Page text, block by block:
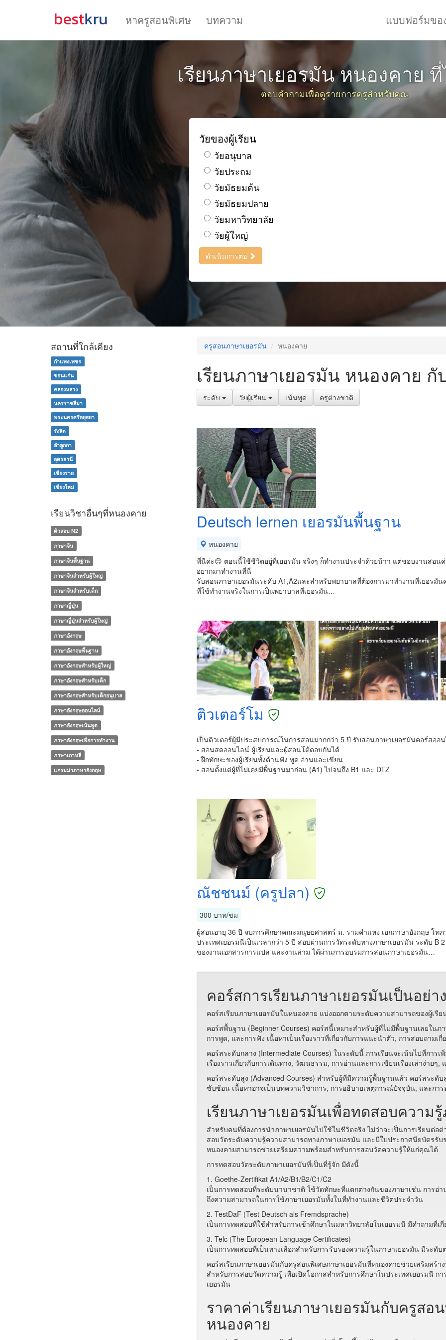
หาครูสอนพิเศษ บทความ แบบฟอร์มข
เรียนภาษาเยอรมัน หนองคาย
ตอบคำถามเพื่อดูรายการครูสำหรับคุณ
วัยของผู้เรียน
วัยอนุบาล
วัยประถม
วัยมัธยมต้น
วัยมัธยมปลาย
วัยมหาวิทยาลัย
วัยผู้ใหญ่
ดำเนินการต่อ
ครูสอนภาษาเยอรมัน หนองคาย
เรียนภาษาเยอรมัน หนองคาย
ระดับ วัยผู้เรียน เน้นพูด ครูต่างชาติ
Deutsch lernen เยอรมันพื้นฐาน
หนองคาย
พี่นีค่ะ😊 ตอนนี้ใชีชีวิตอยู่ที่เยอรมัน จริงๆ ก็ทำงานประจำด้วยน้าา แต่ชอบงานสอ
อยากมาทำงานที่นี่
รับสอนภาษาเยอรมันระดับ A1,A2และสำหรับพยาบาลที่ต้องการมาทำงานที่เยอรมัน
ที่ใช้ทำงานจริงในการเป็นพยาบาลที่เยอรมัน…
ติวเตอร์โม
เป็นติวเตอร์ผู้มีประสบการณ์ในการสอนมากกว่า 5 ปี รับสอนภาษาเยอรมันคอร์สออ
- สอนสดออนไลน์ ผู้เรียนและผู้สอนโต้ตอบกันได้
- ฝึกทักษะของผู้เรียนทั้งด้านฟัง พูด อ่านและเขียน
- สอนตั้งแต่ผู้ที่ไม่เคยมีพื้นฐานมาก่อน (A1) ไปจนถึง B1 และ DTZ
ณัชชนม์ (ครูปลา)
300 บาท/ชม
ผู้สอนอายุ 36 ปี จบการศึกษาคณะมนุษยศาสตร์ ม. รามคำแหง เอกภาษาอังกฤษ โท
ประเทศเยอรมนีเป็นเวลากว่า 5 ปี สอบผ่านการวัดระดับทางภาษาเยอรมัน ระดับ B
ของงานเอกสารการแปล และงานล่าม ได้ผ่านการอบรมการสอนภาษาเยอรมัน…
คอร์สการเรียนภาษาเยอรมันเป็นอย่า
คอร์สเรียนภาษาเยอรมันในหนองคาย แบ่งออกตามระดับความสามารถของผู้เรีย
คอร์สพื้นฐาน (Beginner Courses) คอร์สนี้เหมาะสำหรับผู้ที่ไม่มีพื้นฐานเลยใน
การพูด, และการฟัง เนื้อหาเป็นเรื่องราวที่เกี่ยวกับการแนะนำตัว, การสอบถาม
คอร์สระดับกลาง (Intermediate Courses) ในระดับนี้ การเรียนจะเน้นไปที่กา
เรื่องราวเกี่ยวกับการเดินทาง, วัฒนธรรม, การอ่านและการเขียนเรื่องเล่าง่ายๆ,
คอร์สระดับสูง (Advanced Courses) สำหรับผู้ที่มีความรู้พื้นฐานแล้ว คอร์สระดั
ซับซ้อน เนื้อหาอาจเป็นบทความวิชาการ, การอธิบายเหตุการณ์ปัจจุบัน, และกา
เรียนภาษาเยอรมันเพื่อทดสอบความ
สำหรับคนที่ต้องการนำภาษาเยอรมันไปใช้ในชีวิตจริง ไม่ว่าจะเป็นการเรียนต่อ
สอบวัดระดับความรู้ความสามารถทางภาษาเยอรมัน และมีใบประกาศนียบัตรรั
หนองคายสามารถช่วยเตรียมความพร้อมสำหรับการสอบวัดความรู้ให้แก่คุณได้
การทดสอบวัดระดับภาษาเยอรมันที่เป็นที่รู้จัก มีดังนี้
1. Goethe-Zertifikat A1/A2/B1/B2/C1/C2
เป็นการทดสอบที่ระดับนานาชาติ ใช้วัดทักษะที่แตกต่างกันของภาษาเช่น การอ่
ถึงความสามารถในการใช้ภาษาเยอรมันทั้งในที่ทำงานและชีวิตประจำวัน
2. TestDaF (Test Deutsch als Fremdsprache)
เป็นการทดสอบที่ใช้สำหรับการเข้าศึกษาในมหาวิทยาลัยในเยอรมนี มีคำถามที่เ
3. Telc (The European Language Certificates)
เป็นการทดสอบที่เป็นทางเลือกสำหรับการรับรองความรู้ในภาษาเยอรมัน มีระดั
คอร์สเรียนภาษาเยอรมันกับครูสอนพิเศษภาษาเยอรมันที่หนองคายช่วยเสริมสร้า
สำหรับการสอบวัดความรู้ เพื่อเปิดโอกาสสำหรับการศึกษาในประเทศเยอรมนี ก
เยอรมัน
ราคาค่าเรียนภาษาเยอรมันกับครูสอ
หนองคาย
สถานที่ใกล้เคียง
กำแพงเพชร
ขอนแก่น
คลองหลวง
นครราชสีมา
พระนครศรีอยุธยา
รังสิต
ลำลูกกา
อุดรธานี
เชียงราย
เชียงใหม่
เรียนวิชาอื่นๆที่หนองคาย
ติวสอบ N2
ภาษาจีน
ภาษาจีนพื้นฐาน
ภาษาจีนสำหรับผู้ใหญ่
ภาษาจีนสำหรับเด็ก
ภาษาญี่ปุ่น
ภาษาญี่ปุ่นสำหรับผู้ใหญ่
ภาษาอังกฤษ
ภาษาอังกฤษพื้นฐาน
ภาษาอังกฤษสำหรับผู้ใหญ่
ภาษาอังกฤษสำหรับเด็ก
ภาษาอังกฤษสำหรับเด็กอนุบาล
ภาษาอังกฤษออนไลน์
ภาษาอังกฤษเน้นพูด
ภาษาอังกฤษเพื่อการทำงาน
ภาษาเกาหลี
แกรมม่าภาษาอังกฤษ